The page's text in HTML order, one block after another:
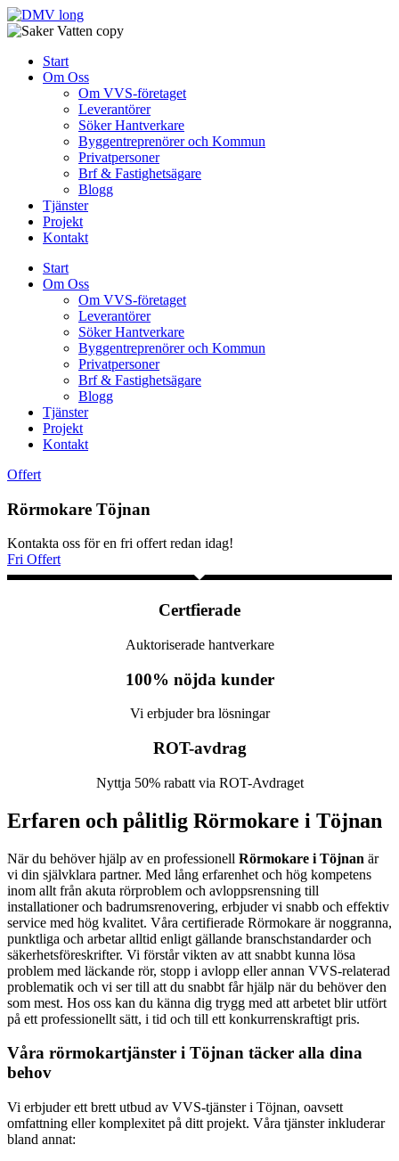
Skip
to
Start
Om Oss
Om VVS-företaget
Leverantörer
Söker Hantverkare
Byggentreprenörer och Kommun
Privatpersoner
Brf & Fastighetsägare
Blogg
Tjänster
Projekt
Kontakt
Start
Om Oss
Om VVS-företaget
Leverantörer
Söker Hantverkare
Byggentreprenörer och Kommun
Privatpersoner
Brf & Fastighetsägare
Blogg
Tjänster
Projekt
Kontakt
Offert
Rörmokare Töjnan
Kontakta oss för en fri offert redan idag!
Fri Offert
Certfierade
Auktoriserade hantverkare
100% nöjda kunder
Vi erbjuder bra lösningar
ROT-avdrag
Nyttja 50% rabatt via ROT-Avdraget
Erfaren och pålitlig Rörmokare i Töjnan
När du behöver hjälp av en professionell Rörmokare i Töjnan är
vi din självklara partner. Med lång erfarenhet och hög kompetens
inom allt från akuta rörproblem och avloppsrensning till
installationer och badrumsrenovering, erbjuder vi snabb och effektiv
service med hög kvalitet. Våra certifierade Rörmokare är noggranna,
punktliga och arbetar alltid enligt gällande branschstandarder och
säkerhetsföreskrifter. Vi förstår vikten av att snabbt kunna lösa
problem med läckande rör, stopp i avlopp eller annan VVS-relaterad
problematik och vi ser till att du snabbt får hjälp när du behöver den
som mest. Hos oss kan du känna dig trygg med att arbetet blir utfört
på ett professionellt sätt, i tid och till ett konkurrenskraftigt pris.
Våra rörmokartjänster i Töjnan täcker alla dina
behov
Vi erbjuder ett brett utbud av VVS-tjänster i Töjnan, oavsett
omfattning eller komplexitet på ditt projekt. Våra tjänster inkluderar
bland annat: